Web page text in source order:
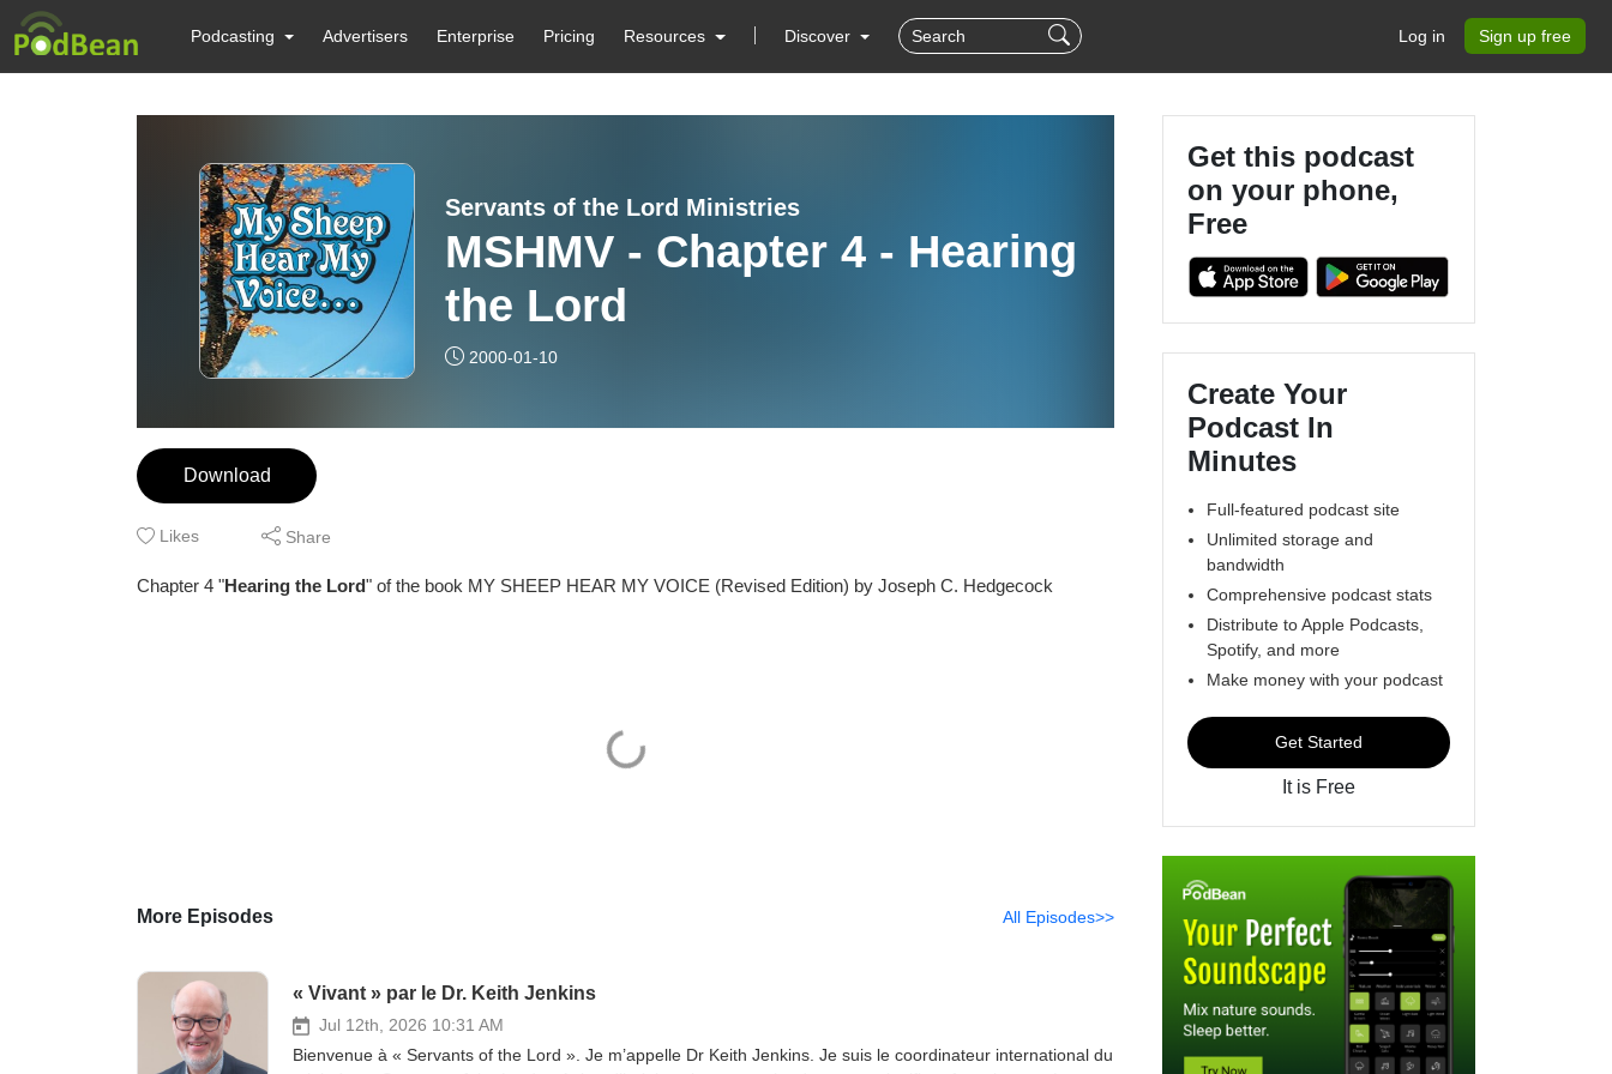
Podcasting Advertisers Enterprise Pricing Resources Discover Log in Sign up free
Servants of the Lord Ministries
MSHMV - Chapter 4 - Hearing
the Lord
2000-01-10
Download
Likes Share
Chapter 4 "Hearing the Lord" of the book MY SHEEP HEAR MY VOICE (Revised Edition) by Joseph C. Hedgecock
More Episodes All Episodes>>
« Vivant » par le Dr. Keith Jenkins
Jul 12th, 2026 10:31 AM
Bienvenue à « Servants of the Lord ». Je m’appelle Dr Keith Jenkins. Je suis le coordinateur international du
Get this podcast
on your phone,
Free
Create Your
Podcast In
Minutes
Full-featured podcast site
Unlimited storage and
bandwidth
Comprehensive podcast stats
Distribute to Apple Podcasts,
Spotify, and more
Make money with your podcast
Get Started
It is Free